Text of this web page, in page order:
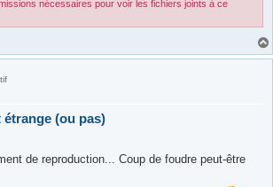
nécessaires pour voir les fichiers joints à ce
(ou pas)
de reproduction... Coup de foudre peut-être